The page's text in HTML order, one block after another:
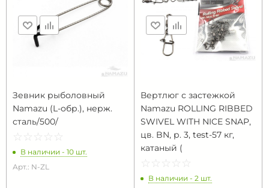
Зевник рыболовный
Namazu (L-обр.), нерж.
сталь/500/
☆ ☆ ☆ ☆ ☆
★ ★ ★ ★ ★
В наличии - 10 шт.
Арт.: N-ZL
Вертлюг с застежкой
Namazu ROLLING RIBBED
SWIVEL WITH NICE SNAP,
цв. BN, р. 3, test-57 кг,
катаный (
☆ ☆ ☆ ☆ ☆
★ ★ ★ ★ ★
В наличии - 2 шт.